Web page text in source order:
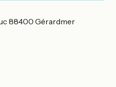
88400 Gérardmer